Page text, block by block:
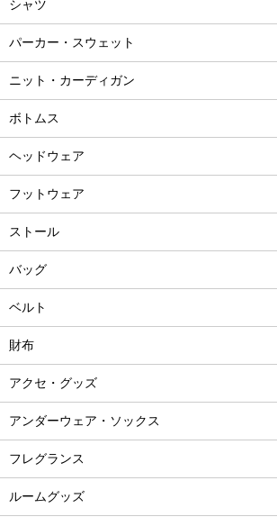
シャツ
パーカー・スウェット
ニット・カーディガン
ボトムス
ヘッドウェア
フットウェア
ストール
バッグ
ベルト
財布
アクセ・グッズ
アンダーウェア・ソックス
フレグランス
ルームグッズ